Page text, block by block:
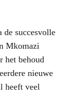
succesvolle
Mkomazi
het behoud
nieuwe
heeft veel